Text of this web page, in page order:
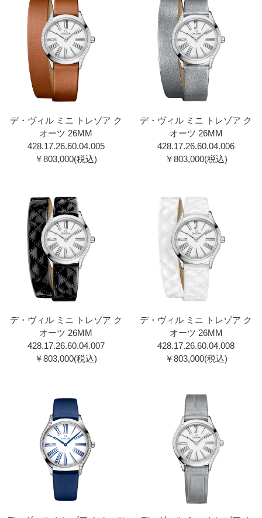
デ・ヴィル ミニ トレゾア ク
オーツ 26MM
428.17.26.60.04.00 5
￥803,000(税込)
デ・ヴィル ミニ トレゾア ク
オーツ 26MM
428.17.26.60.04.00 6
￥803,000(税込)
デ・ヴィル ミニ トレゾア ク
オーツ 26MM
428.17.26.60.04.00 7
￥803,000(税込)
デ・ヴィル ミニ トレゾア ク
オーツ 26MM
428.17.26.60.04.00 8
￥803,000(税込)